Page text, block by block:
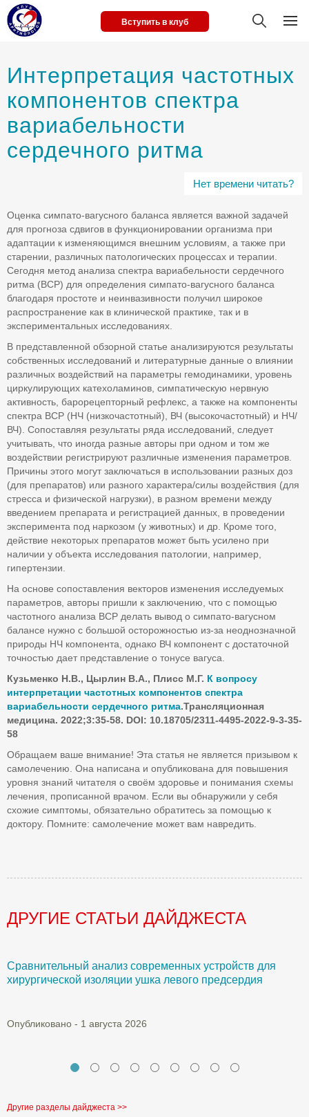
Вступить в клуб
Интерпретация частотных
компонентов спектра
вариабельности
сердечного ритма
Нет времени читать?
Оценка симпато-вагусного баланса является важной задачей
для прогноза сдвигов в функционировании организма при
адаптации к изменяющимся внешним условиям, а также при
старении, различных патологических процессах и терапии.
Сегодня метод анализа спектра вариабельности сердечного
ритма (ВСР) для определения симпато-вагусного баланса
благодаря простоте и неинвазивности получил широкое
распространение как в клинической практике, так и в
экспериментальных исследованиях.
В представленной обзорной статье анализируются результаты
собственных исследований и литературные данные о влиянии
различных воздействий на параметры гемодинамики, уровень
циркулирующих катехоламинов, симпатическую нервную
активность, барорецепторный рефлекс, а также на компоненты
спектра ВСР (НЧ (низкочастотный), ВЧ (высокочастотный) и НЧ/
ВЧ). Сопоставляя результаты ряда исследований, следует
учитывать, что иногда разные авторы при одном и том же
воздействии регистрируют различные изменения параметров.
Причины этого могут заключаться в использовании разных доз
(для препаратов) или разного характера/силы воздействия (для
стресса и физической нагрузки), в разном времени между
введением препарата и регистрацией данных, в проведении
эксперимента под наркозом (у животных) и др. Кроме того,
действие некоторых препаратов может быть усилено при
наличии у объекта исследования патологии, например,
гипертензии.
На основе сопоставления векторов изменения исследуемых
параметров, авторы пришли к заключению, что с помощью
частотного анализа ВСР делать вывод о симпато-вагусном
балансе нужно с большой осторожностью из-за неоднозначной
природы НЧ компонента, однако ВЧ компонент с достаточной
точностью дает представление о тонусе вагуса.
Кузьменко Н.В., Цырлин В.А., Плисс М.Г. К вопросу
интерпретации частотных компонентов спектра
вариабельности сердечного ритма.Трансляционная
медицина. 2022;3:35-58. DOI: 10.18705/2311-4495-2022-9-3-35-
58
Обращаем ваше внимание! Эта статья не является призывом к
самолечению. Она написана и опубликована для повышения
уровня знаний читателя о своём здоровье и понимания схемы
лечения, прописанной врачом. Если вы обнаружили у себя
схожие симптомы, обязательно обратитесь за помощью к
доктору. Помните: самолечение может вам навредить.
ДРУГИЕ СТАТЬИ ДАЙДЖЕСТА
Сравнительный анализ современных устройств для
хирургической изоляции ушка левого предсердия
Опубликовано - 1 августа 2026
Другие разделы дайджеста >>